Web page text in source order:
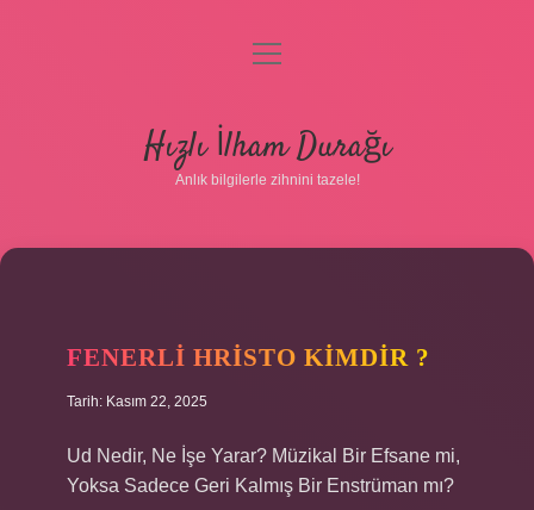
Gizlilik Politikası
Hakkımızda
menüyü
Hızlı İlham Durağı
Anlık bilgilerle zihnini tazele!
FENERLI HRISTO KIMDIR ?
Tarih: Kasım 22, 2025
Ud Nedir, Ne İşe Yarar? Müzikal Bir Efsane mi,
Yoksa Sadece Geri Kalmış Bir Enstrüman mı?